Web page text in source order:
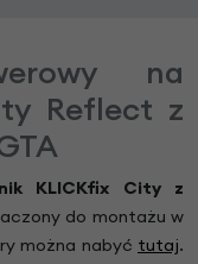
na
Reflect z
KLICKfix City z
do montażu w
można nabyć tutaj.